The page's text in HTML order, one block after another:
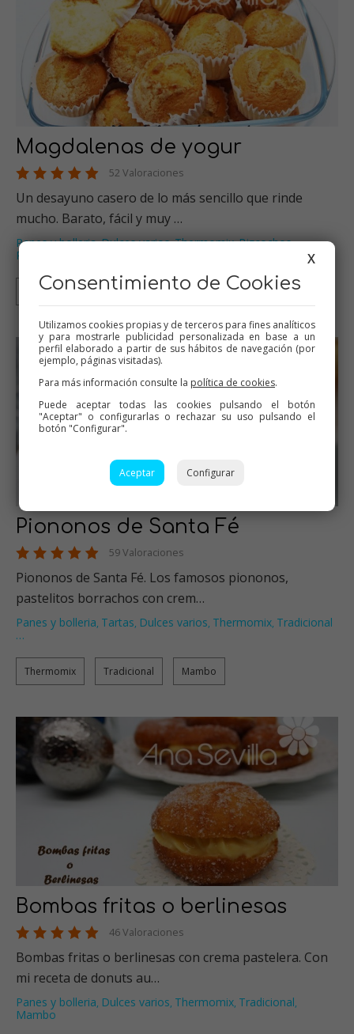
Magdalenas de yogur
52 Valoraciones
Un desayuno casero de lo más sencillo que rinde
mucho. Barato, fácil y muy …
Panes y bolleria,Dulces varios,Thermomix,Bizcochos,
Recetas para olla GM
Thermomix Tradicional Olla GM Mambo
Piononos de Santa Fé
59 Valoraciones
Piononos de Santa Fé. Los famosos piononos,
pastelitos borrachos con crem…
Panes y bolleria, Tartas, Dulces varios, Thermomix, Tradicional
…
Thermomix Tradicional Mambo
Bombas fritas o berlinesas
46 Valoraciones
Bombas fritas o berlinesas con crema pastelera. Con
mi receta de donuts au…
Panes y bolleria, Dulces varios, Thermomix, Tradicional,
Mambo
X
Consentimiento de Cookies
Utilizamos cookies propias y de terceros para fines analíticos
y para mostrarle publicidad personalizada en base a un
perfil elaborado a partir de sus hábitos de navegación (por
ejemplo, páginas visitadas).
Para más información consulte la política de cookies.
Puede aceptar todas las cookies pulsando el botón
"Aceptar" o configurarlas o rechazar su uso pulsando el
botón "Configurar".
Aceptar Configurar